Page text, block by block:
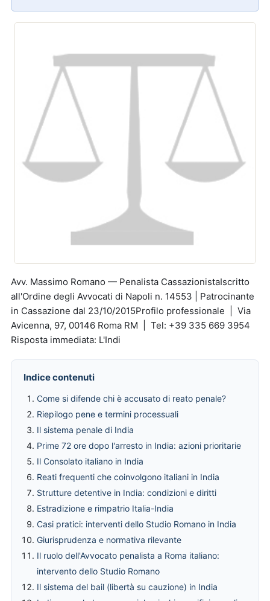
Avv. Massimo Romano — Penalista CassazionistaIscritto
all'Ordine degli Avvocati di Napoli n. 14553 | Patrocinante
in Cassazione dal 23/10/2015Profilo professionale | Via
Avicenna, 97, 00146 Roma RM | Tel: +39 335 669 3954
Risposta immediata: L'Indi
Indice contenuti
Come si difende chi è accusato di reato penale?
Riepilogo pene e termini processuali
Il sistema penale di India
Prime 72 ore dopo l'arresto in India: azioni prioritarie
Il Consolato italiano in India
Reati frequenti che coinvolgono italiani in India
Strutture detentive in India: condizioni e diritti
Estradizione e rimpatrio Italia-India
Casi pratici: interventi dello Studio Romano in India
Giurisprudenza e normativa rilevante
Il ruolo dell'Avvocato penalista a Roma italiano:
intervento dello Studio Romano
Il sistema del bail (libertà su cauzione) in India